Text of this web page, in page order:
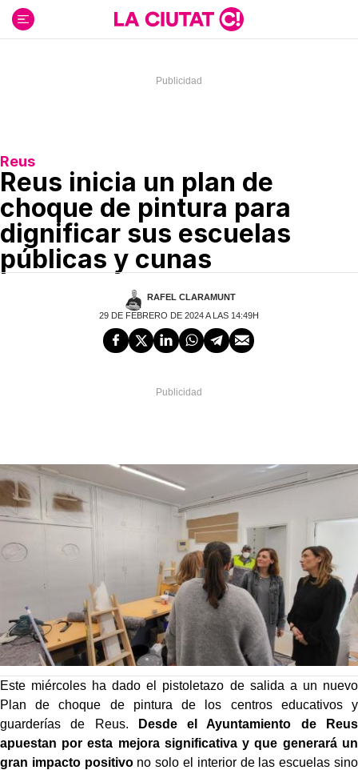
contenido
Reus
Reus inicia un plan de
choque de pintura para
dignificar sus escuelas
públicas y cunas
RAFEL CLARAMUNT
29 DE FEBRERO DE 2024 A LAS 14:49H
Este miércoles ha dado el pistoletazo de salida a un nuevo
Plan de choque de pintura de los centros educativos y
guarderías de Reus.
Desde el Ayuntamiento de Reus
apuestan por esta mejora significativa y que generará un
gran impacto positivono solo el interior de las escuelas sino